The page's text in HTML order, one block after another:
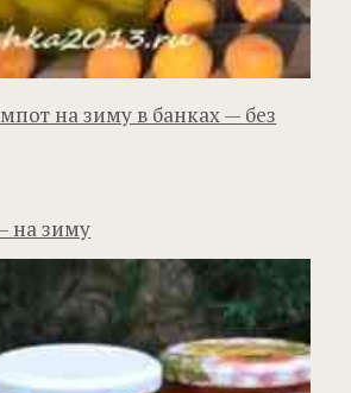
на зиму в банках — без
на зиму